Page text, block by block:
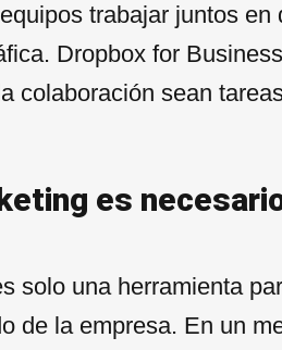
trabajar juntos
Dropbox for
colaboración sean
es
solo una herramienta
de la empresa. En un